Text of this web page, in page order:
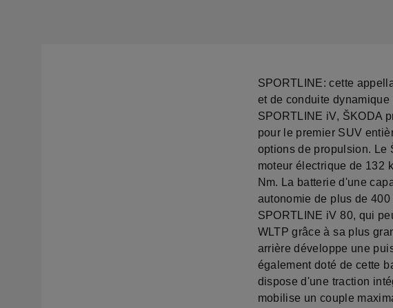
SPORTLINE: cette
et de conduite
SPORTLINE iV, ŠKODA
pour le premier SUV
options de propulsion. Le
moteur électrique de 132
Nm. La batterie d'une
autonomie de plus de
SPORTLINE iV 80, qui
WLTP grâce à sa plus
arrière développe une
également doté de cette
dispose d'une traction
mobilise un couple